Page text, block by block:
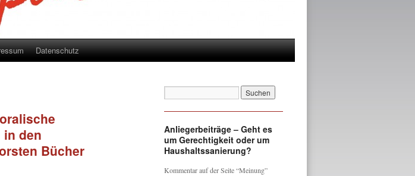
Datenschutz
in den
Bücher
Anliegerbeiträge – Geht es
um Gerechtigkeit oder um
Haushaltssanierung?
Kommentar auf der Seite “Meinung”